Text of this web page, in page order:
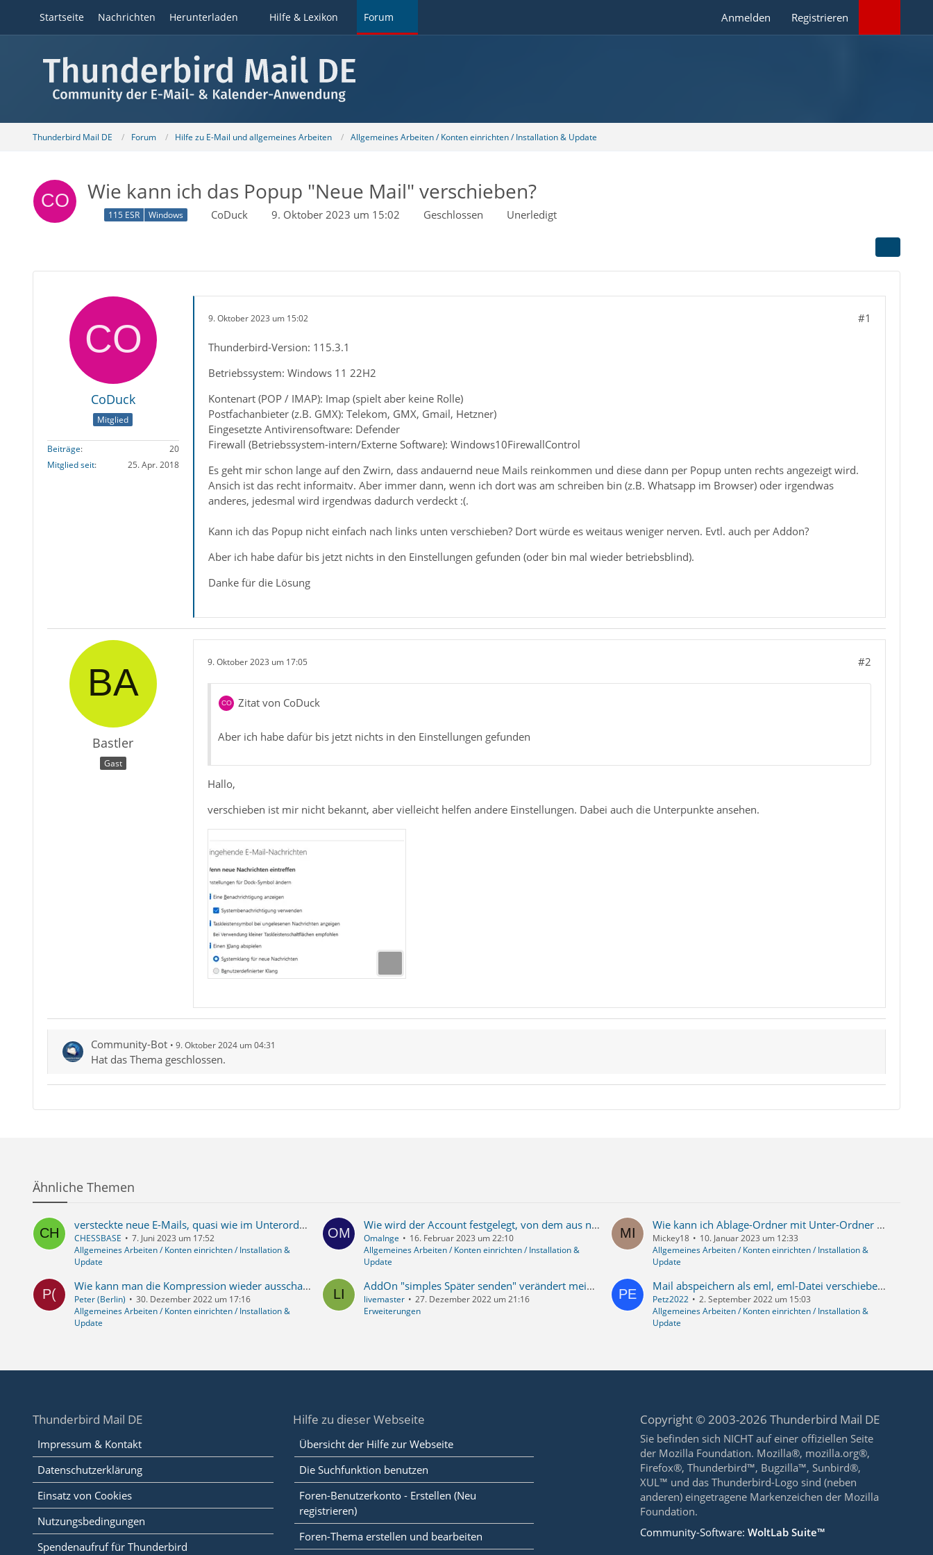
Startseite Nachrichten Herunterladen Hilfe & Lexikon Forum Anmelden Registrieren
Thunderbird Mail DE Forum Hilfe zu E-Mail und allgemeines Arbeiten Allgemeines Arbeiten / Konten einrichten / Installation & Update
Wie kann ich das Popup "Neue Mail" verschieben?
115 ESR Windows CoDuck 9. Oktober 2023 um 15:02 Geschlossen Unerledigt
CoDuck
Mitglied
Beiträge
20
Mitglied seit
25. Apr. 2018
9. Oktober 2023 um 15:02 #1
Thunderbird-Version: 115.3.1
Betriebssystem: Windows 11 22H2
Kontenart (POP / IMAP): Imap (spielt aber keine Rolle)
Postfachanbieter (z.B. GMX): Telekom, GMX, Gmail, Hetzner)
Eingesetzte Antivirensoftware: Defender
Firewall (Betriebssystem-intern/Externe Software): Windows10FirewallControl
Es geht mir schon lange auf den Zwirn, dass andauernd neue Mails reinkommen und diese dann per Popup unten rechts angezeigt wird.
Ansich ist das recht informaitv. Aber immer dann, wenn ich dort was am schreiben bin (z.B. Whatsapp im Browser) oder irgendwas
anderes, jedesmal wird irgendwas dadurch verdeckt :(.
Kann ich das Popup nicht einfach nach links unten verschieben? Dort würde es weitaus weniger nerven. Evtl. auch per Addon?
Aber ich habe dafür bis jetzt nichts in den Einstellungen gefunden (oder bin mal wieder betriebsblind).
Danke für die Lösung
Bastler
Gast
9. Oktober 2023 um 17:05 #2
Zitat von CoDuck
Aber ich habe dafür bis jetzt nichts in den Einstellungen gefunden
Hallo,
verschieben ist mir nicht bekannt, aber vielleicht helfen andere Einstellungen. Dabei auch die Unterpunkte ansehen.
Community-Bot 9. Oktober 2024 um 04:31
Hat das Thema geschlossen.
Ähnliche Themen
versteckte neue E-Mails, quasi wie im Unterordner
CHESSBASE
7. Juni 2023 um 17:52
Allgemeines Arbeiten / Konten einrichten / Installation &
Update
Wie wird der Account festgelegt, von dem aus neue Mails geschrieben werden?
OmaInge
16. Februar 2023 um 22:10
Allgemeines Arbeiten / Konten einrichten / Installation &
Update
Wie kann ich Ablage-Ordner mit Unter-Ordner anlegen?
Mickey18
10. Januar 2023 um 12:33
Allgemeines Arbeiten / Konten einrichten / Installation &
Update
Wie kann man die Kompression wieder ausschalten
Peter (Berlin)
30. Dezember 2022 um 17:16
Allgemeines Arbeiten / Konten einrichten / Installation &
Update
AddOn "simples Später senden" verändert meine Ordnerstruktur - wie kann ich das wieder berichtigen
livemaster
27. Dezember 2022 um 21:16
Erweiterungen
Mail abspeichern als eml, eml-Datei verschieben auf Stick bzw. and. PC (sowie das ganze "rückwärts")
Petz2022
2. September 2022 um 15:03
Allgemeines Arbeiten / Konten einrichten / Installation &
Update
Thunderbird Mail DE
Impressum & Kontakt
Datenschutzerklärung
Einsatz von Cookies
Nutzungsbedingungen
Spendenaufruf für Thunderbird
Hilfe zu dieser Webseite
Übersicht der Hilfe zur Webseite
Die Suchfunktion benutzen
Foren-Benutzerkonto - Erstellen (Neu
registrieren)
Foren-Thema erstellen und bearbeiten
Copyright © 2003-2026 Thunderbird Mail DE
Sie befinden sich NICHT auf einer offiziellen Seite
der Mozilla Foundation. Mozilla®, mozilla.org®,
Firefox®, Thunderbird™, Bugzilla™, Sunbird®,
XUL™ und das Thunderbird-Logo sind (neben
anderen) eingetragene Markenzeichen der Mozilla
Foundation.
Community-Software:WoltLab Suite™